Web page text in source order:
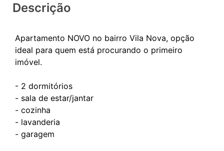
Descrição
Apartamento NOVO no bairro Vila Nova, opção
ideal para quem está procurando o primeiro
imóvel.
- 2 dormitórios
- sala de estar/jantar
- cozinha
- lavanderia
- garagem